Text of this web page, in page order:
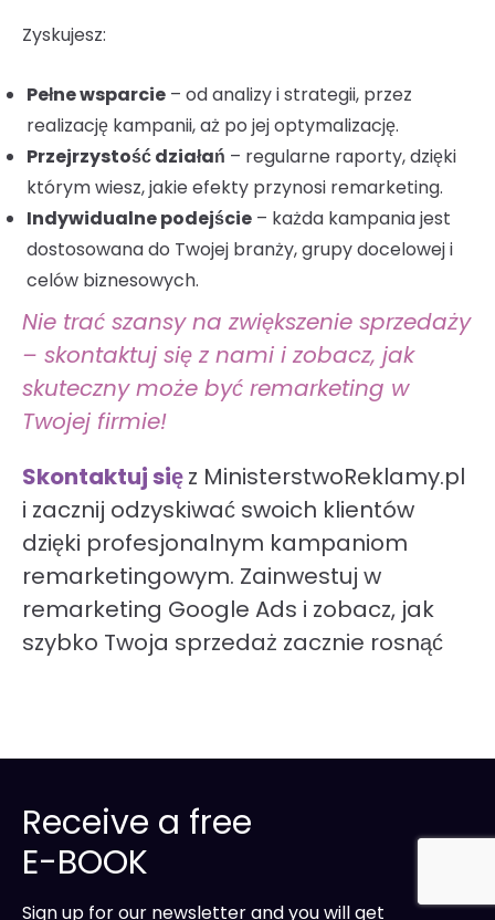
Zyskujesz:
Pełne wsparcie – od analizy i strategii, przez
realizację kampanii, aż po jej optymalizację.
Przejrzystość działań – regularne raporty, dzięki
którym wiesz, jakie efekty przynosi remarketing.
Indywidualne podejście – każda kampania jest
dostosowana do Twojej branży, grupy docelowej i
celów biznesowych.
Nie trać szansy na zwiększenie sprzedaży
– skontaktuj się z nami i zobacz, jak
skuteczny może być remarketing w
Twojej firmie!
Skontaktuj sięz MinisterstwoReklamy.pl
i zacznij odzyskiwać swoich klientów
dzięki profesjonalnym kampaniom
remarketingowym. Zainwestuj w
remarketing Google Ads i zobacz, jak
szybko Twoja sprzedaż zacznie rosnąć
Receive a free
E-BOOK
Sign up for our newsletter and you will get